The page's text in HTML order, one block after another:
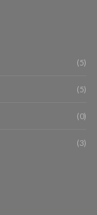
(5)
(5)
(0)
(3)